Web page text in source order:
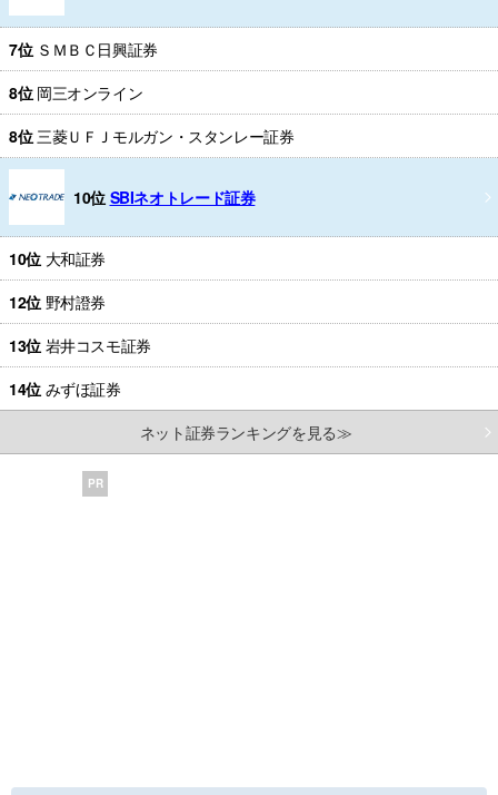
7位 ＳＭＢＣ日興証券
8位 岡三オンライン
8位 三菱ＵＦＪモルガン・スタンレー証券
10位 SBIネオトレード証券
10位 大和証券
12位 野村證券
13位 岩井コスモ証券
14位 みずほ証券
ネット証券ランキングを見る≫
PR